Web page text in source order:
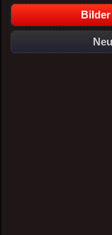
Bilder